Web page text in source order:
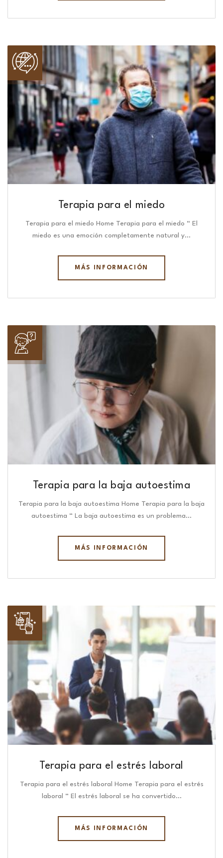
Terapia para el miedo
Terapia para el miedo Home Terapia para el miedo “ El
miedo es una emoción completamente natural y…
MÁS INFORMACIÓN
Terapia para la baja autoestima
Terapia para la baja autoestima Home Terapia para la baja
autoestima “ La baja autoestima es un problema…
MÁS INFORMACIÓN
Terapia para el estrés laboral
Terapia para el estrés laboral Home Terapia para el estrés
laboral “ El estrés laboral se ha convertido…
MÁS INFORMACIÓN